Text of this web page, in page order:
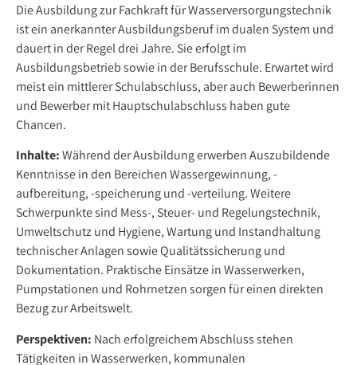
Die Ausbildung zur Fachkraft für Wasserversorgungstechnik
ist ein anerkannter Ausbildungsberuf im dualen System und
dauert in der Regel drei Jahre. Sie erfolgt im
Ausbildungsbetrieb sowie in der Berufsschule. Erwartet wird
meist ein mittlerer Schulabschluss, aber auch Bewerberinnen
und Bewerber mit Hauptschulabschluss haben gute
Chancen.
Inhalte:Während der Ausbildung erwerben Auszubildende
Kenntnisse in den Bereichen Wassergewinnung, -
aufbereitung, -speicherung und -verteilung. Weitere
Schwerpunkte sind Mess-, Steuer- und Regelungstechnik,
Umweltschutz und Hygiene, Wartung und Instandhaltung
technischer Anlagen sowie Qualitätssicherung und
Dokumentation. Praktische Einsätze in Wasserwerken,
Pumpstationen und Rohrnetzen sorgen für einen direkten
Bezug zur Arbeitswelt.
Perspektiven: Nach erfolgreichem Abschluss stehen
Tätigkeiten in Wasserwerken, kommunalen